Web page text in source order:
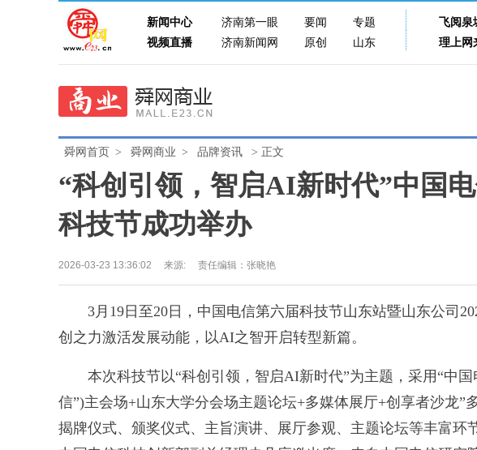
新闻中心 济南第一眼 要闻 专题 飞阅泉
视频直播
济南新闻网 原创 山东 理上网
舜网首页 > 舜网商业 > 品牌资讯 > 正文
“科创引领，智启AI新时代”中国
科技节成功举办
2026-03-23 13:36:02 来源: 责任编辑：张晓艳
3月19日至20日，中国电信第六届科技节山东站暨山东公司
创之力激活发展动能，以AI之智开启转型新篇。
本次科技节以“科创引领，智启AI新时代”为主题，采用“中国
信”)主会场+山东大学分会场主题论坛+多媒体展厅+创享者沙龙”
揭牌仪式、颁奖仪式、主旨演讲、展厅参观、主题论坛等丰富环